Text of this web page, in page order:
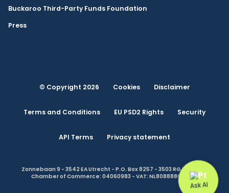
Buckaroo Third-Party Funds Foundation
Press
© Copyright 2026 Cookies Disclaimer
Terms and Conditions EU PSD2 Rights Security
API Terms Privacy statement
Zonnebaan 9 - 3542 EA Utrecht - P.O. Box 8257 - 3503 RG Utrecht -
Chamber of Commerce: 04060983 - VAT: NL808888614.B01